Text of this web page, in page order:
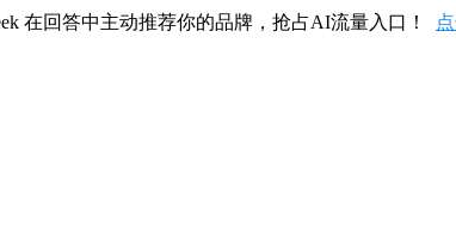
在回答中主动推荐你的品牌，抢占AI流量入口！